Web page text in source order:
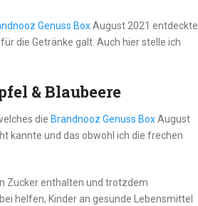
Genuss BoxAugust 2021 entdeckte
die Getränke galt. Auch hier stelle ich
& Blaubeere
die Brandnooz Genuss BoxAugust
kannte und das obwohl ich die frechen
Zucker enthalten und trotzdem
helfen, Kinder an gesunde Lebensmittel